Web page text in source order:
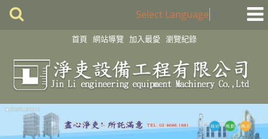
Select Language
首頁 網站導覽 加入最愛 瀏覽紀錄